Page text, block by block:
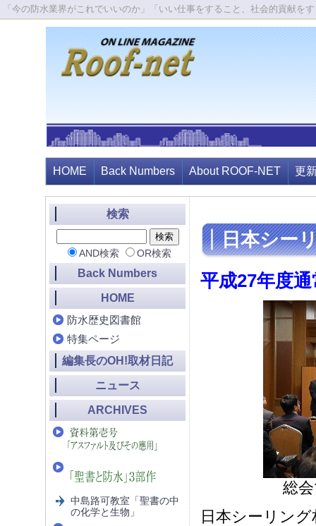
「今の防水業界がこれでいいのか」「いい仕事をすること、社会的貢献
HOME Back Numbers About ROOF-NET 更
日本シー
平成27年度
総
日本シーリン
検索
AND検索 OR検索
Back Numbers
HOME
防水歴史図書館
特集ページ
編集長のOH!取材日記
ニュース
ARCHIVES
中島路可教室「聖書の中
の化学と生物」